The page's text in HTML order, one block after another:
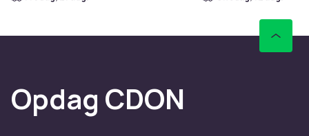
Opdag CDON